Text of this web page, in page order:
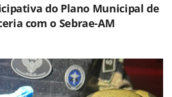
do Plano Municipal de
com o Sebrae-AM